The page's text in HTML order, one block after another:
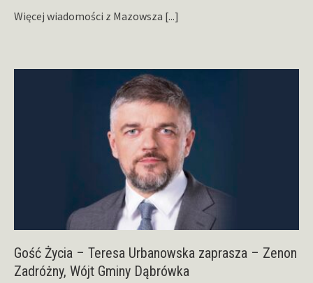
Więcej wiadomości z Mazowsza [...]
Gość Życia – Teresa Urbanowska zaprasza – Zenon
Zadróżny, Wójt Gminy Dąbrówka